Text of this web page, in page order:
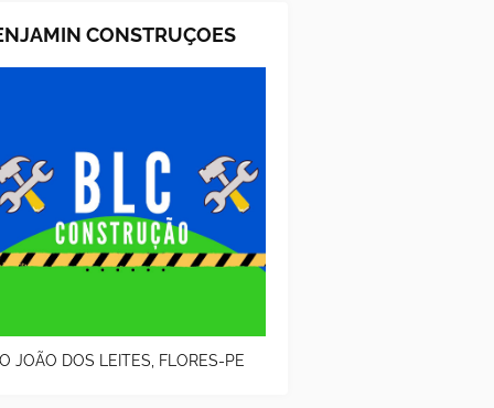
CONSTRUÇOES
JOÃO DOS LEITES, FLORES-PE